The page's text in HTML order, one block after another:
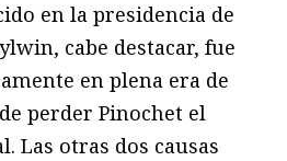
en la presidencia de
cabe destacar, fue
en plena era de
perder Pinochet el
Las otras dos causas